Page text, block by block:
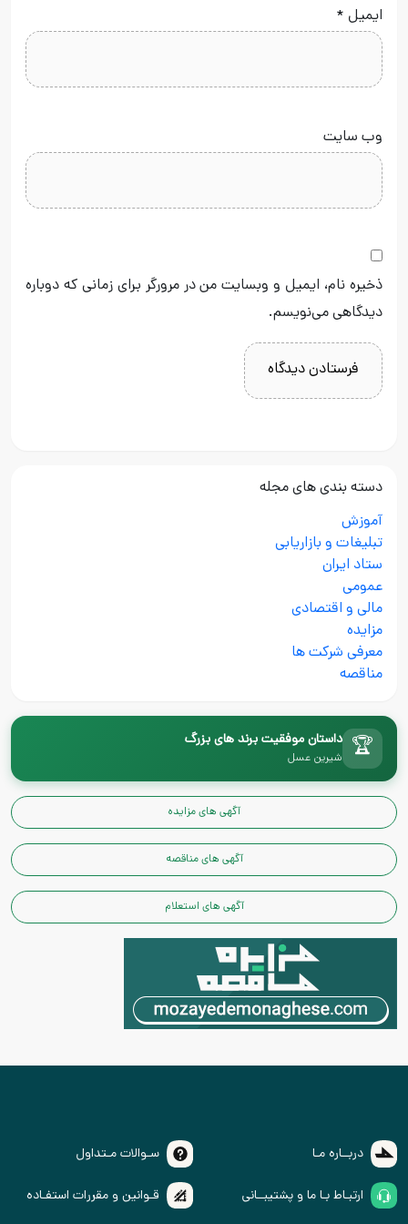
ایمیل *
وب‌ سایت
ذخیره نام، ایمیل و وبسایت من در مرورگر برای زمانی که دوباره
دیدگاهی می‌نویسم.
دسته بندی های مجله
آموزش
تبلیغات و بازاریابی
ستاد ایران
عمومی
مالی و اقتصادی
مزایده
معرفی شرکت ها
مناقصه
🏆 داستان موفقیت برند های بزرگ
شیرین عسل
آگهی های مزایده
آگهی های مناقصه
آگهی های استعلام
دربــاره مـا سـوالات مـتداول
ارتبـاط بـا ما و پشتیبــانی قـوانین و مقررات استفـاده